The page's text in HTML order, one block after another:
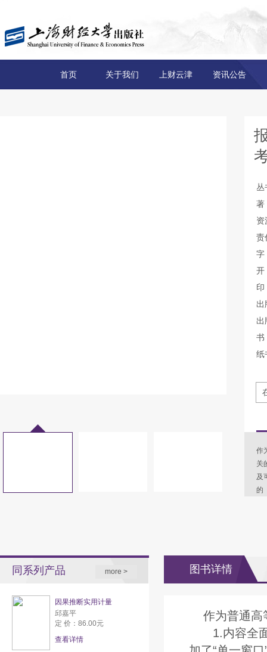
首页 关于我们 上财云津 资讯公告
丛
著
资
责
出
出
纸
作
关
及
的
同系列产品 more >
因果推断实用计量
邱嘉平
定 价：86.00元
查看详情
图书详情
作为普通高
1.内容全面,